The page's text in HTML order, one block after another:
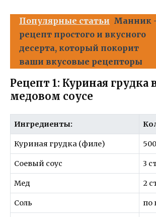
Популярные статьи Манник
рецепт простого и вкусного
десерта, который покорит
ваши вкусовые рецепторы
Рецепт 1: Куриная грудка
медовом соусе
Ингредиенты:
Куриная грудка (филе)
Соевый соус 3
Мед 2
Соль по